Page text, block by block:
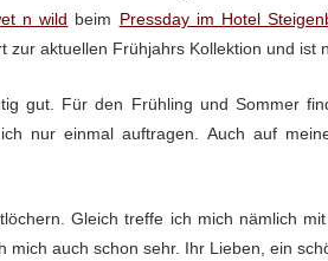
n wild beim Pressday im Hotel
zur aktuellen Frühjahrs Kollektion und ist
gut. Für den Frühling und Sommer
nur einmal auftragen. Auch auf
Gleich treffe ich mich nämlich
mich auch schon sehr. Ihr Lieben, ein